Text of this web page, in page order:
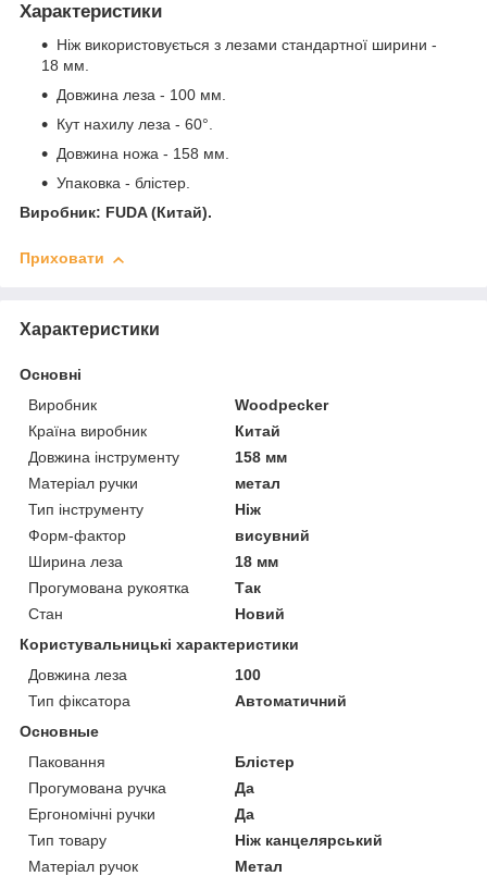
Характеристики
Ніж використовується з лезами стандартної ширини -
18 мм.
Довжина леза - 100 мм.
Кут нахилу леза - 60°.
Довжина ножа - 158 мм.
Упаковка - блістер.
Виробник: FUDA (Китай).
Приховати
Характеристики
Основні
Виробник
Woodpecker
Країна виробник
Китай
Довжина інструменту
158 мм
Матеріал ручки
метал
Тип інструменту
Ніж
Форм-фактор
висувний
Ширина леза
18 мм
Прогумована рукоятка
Так
Стан
Новий
Користувальницькі характеристики
Довжина леза
100
Тип фіксатора
Автоматичний
Основные
Паковання
Блістер
Прогумована ручка
Да
Ергономічні ручки
Да
Тип товару
Ніж канцелярський
Матеріал ручок
Метал